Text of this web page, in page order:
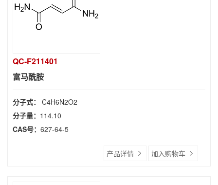
QC-F211401
富马酰胺
分子式： C4H6N2O2
分子量： 114.10
CAS号： 627-64-5
产品详情 加入购物车